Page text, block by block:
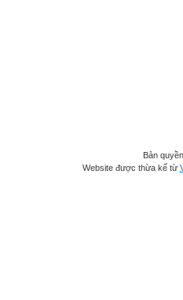
Bản
Website được thừa kế từ